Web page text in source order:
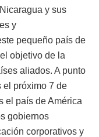
y sus
y
pequeño país de
objetivo de la
aliados. A punto
el próximo 7 de
el país de América
gobiernos
corporativos y